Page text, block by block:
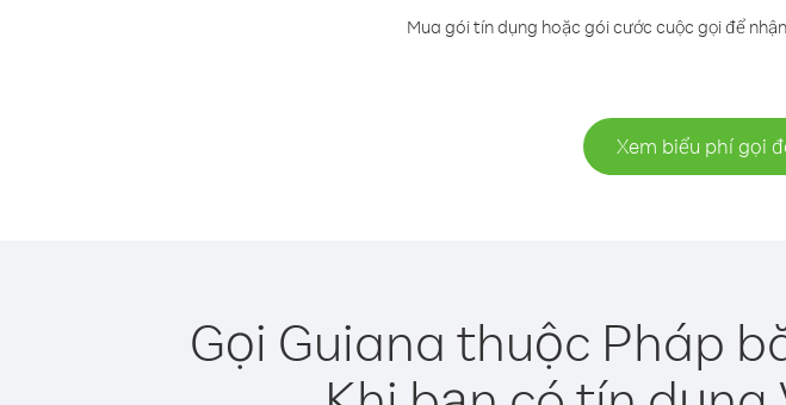
Mua gói tín dụng hoặc gói cước cuộc gọi để
Xem biểu phí gọi
Gọi Guiana thuộc Pháp